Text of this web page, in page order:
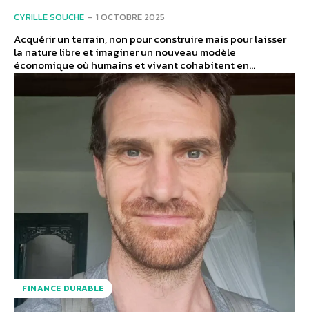
CYRILLE SOUCHE - 1 OCTOBRE 2025
Acquérir un terrain, non pour construire mais pour laisser
la nature libre et imaginer un nouveau modèle
économique où humains et vivant cohabitent en...
FINANCE DURABLE